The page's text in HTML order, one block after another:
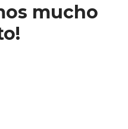
mucho